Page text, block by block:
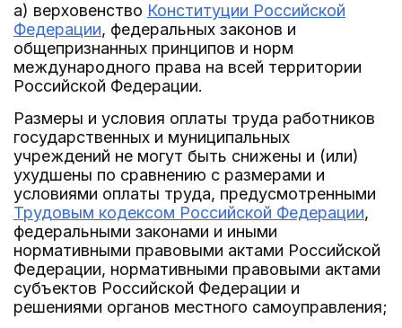
а) верховенство Конституции Российской
Федерации, федеральных законов и
общепризнанных принципов и норм
международного права на всей территории
Российской Федерации.
Размеры и условия оплаты труда работников
государственных и муниципальных
учреждений не могут быть снижены и (или)
ухудшены по сравнению с размерами и
условиями оплаты труда, предусмотренными
Трудовым кодексом Российской Федерации,
федеральными законами и иными
нормативными правовыми актами Российской
Федерации, нормативными правовыми актами
субъектов Российской Федерации и
решениями органов местного самоуправления;